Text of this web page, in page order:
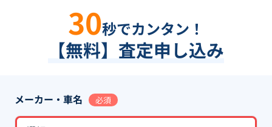
30秒でカンタン！
【無料】査定申し込み
メーカー・車名 必須